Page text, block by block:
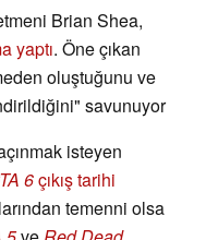
Brian Shea,
yaptı. Öne çıkan
oluştuğunu ve
savunuyor
isteyen
6çıkış tarihi
temenni olsa